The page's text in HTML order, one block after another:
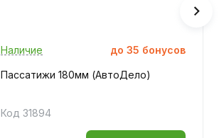
Наличие до 35 бонусов
Пассатижи 180мм (АвтоДело)
Код 31894